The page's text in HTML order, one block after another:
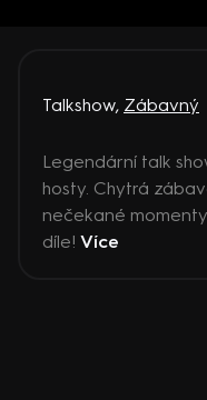
Talkshow, Zábavný
Legendární talk
hosty. Chytrá
nečekané
díle! Více